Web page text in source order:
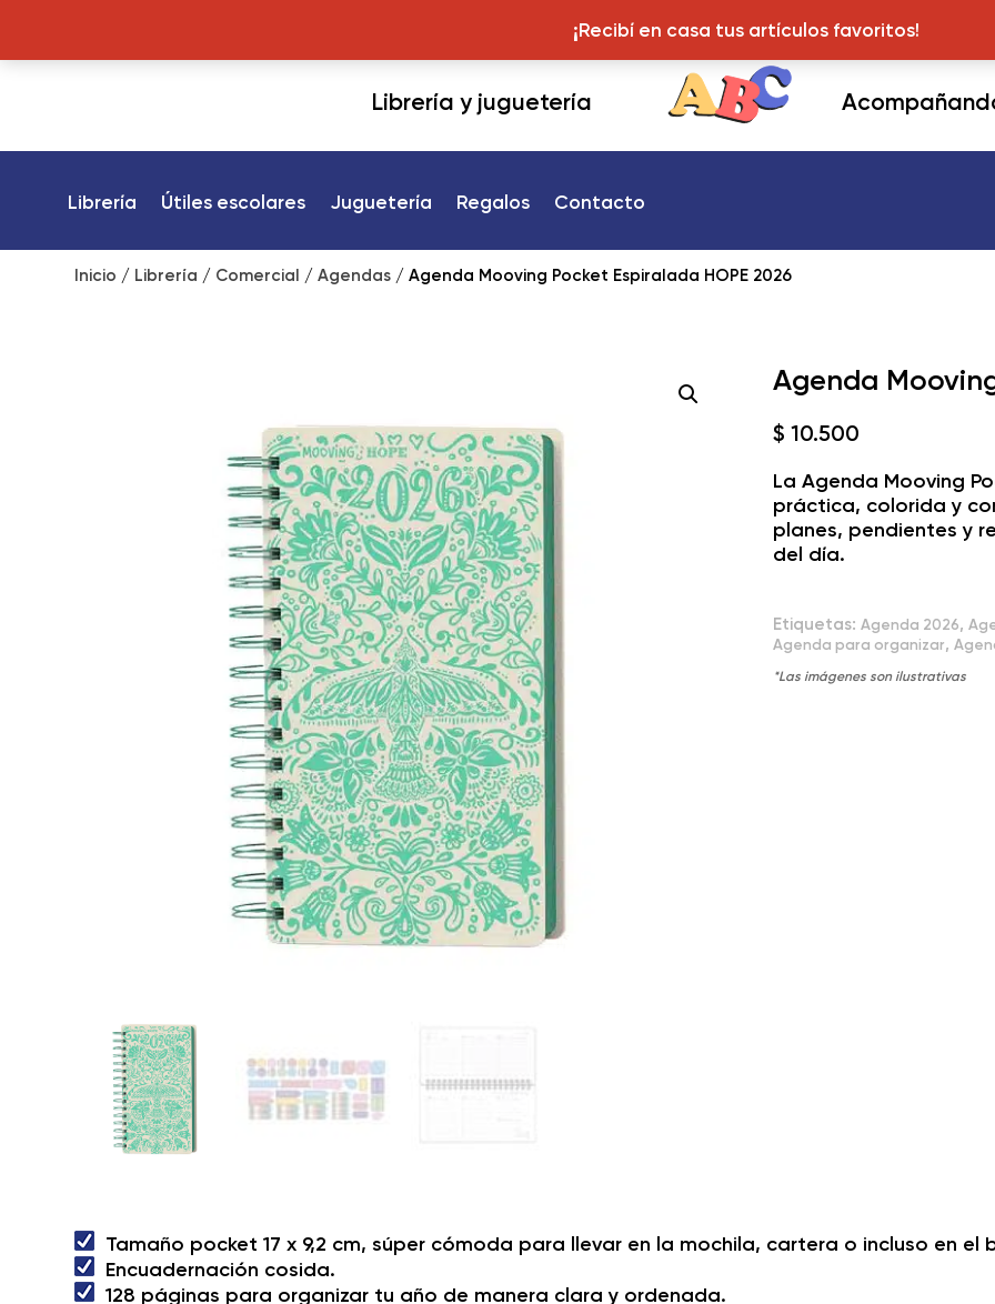
¡Recibí en casa tus articulos favoritos!
Librería y juguetería
Librería Útiles escolares Juguetería Regalos Contacto
Inicio / Librería / Comercial /Agendas / Agenda Mooving Pocket Espiralada HOPE 2026
Agenda
$ 10.500
La Agenda Mooving
práctica, colorida y
planes, pendientes y
del día.
Etiquetas:Agenda 2026,
Agenda para organizar,
Tamaño pocket 17 x 9,2 cm, súper cómoda para llevar en la mochila, cartera o incluso en el
Encuadernación cosida.
128 páginas para organizar tu año de manera clara y ordenada.
¡Recibí en casa tus artículos favoritos!